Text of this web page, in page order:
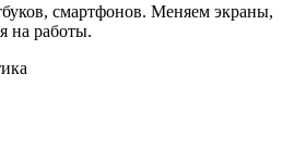
смартфонов. Меняем экраны,
на работы.